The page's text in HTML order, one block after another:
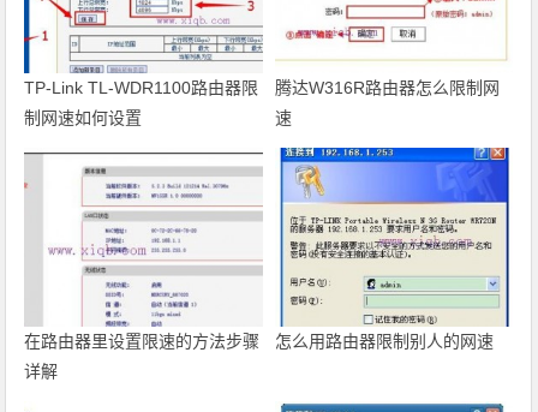
TP-Link TL-WDR1100路由器限
制网速如何设置
腾达W316R路由器怎么限制网
速
在路由器里设置限速的方法步骤
详解
怎么用路由器限制别人的网速